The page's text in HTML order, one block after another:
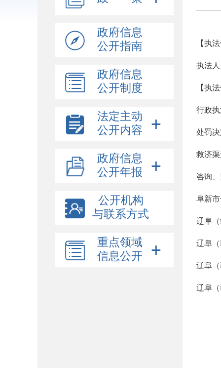
政府信息
公开指南
政府信息
公开制度
法定主动
公开内容
政府信息
公开年报
公开机构
与联系方式
重点领域
信息公开
【执
执法
【执
行政
处罚
救济
咨询
阜新
辽阜
辽阜
辽阜
辽阜